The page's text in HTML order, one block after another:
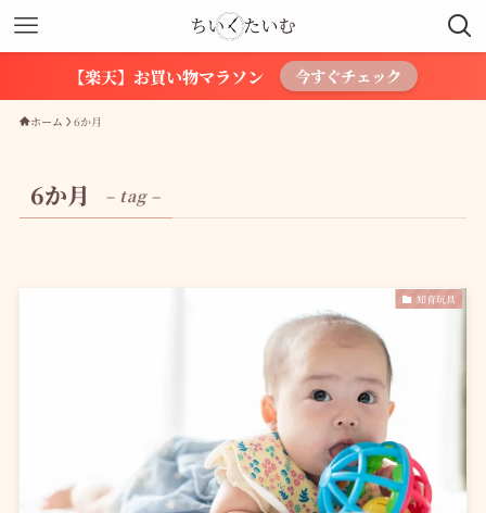
【楽天】お買い物マラソン 今すぐチェック
ホーム 6か月
6か月 – tag –
知育玩具